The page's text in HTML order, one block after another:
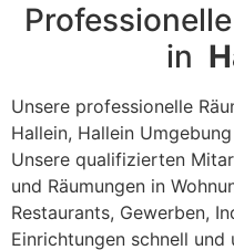
in
Unsere professionelle
Hallein, Hallein
Unsere qualifizierten
und Räumungen in
Restaurants, Gewerben,
Einrichtungen schnell